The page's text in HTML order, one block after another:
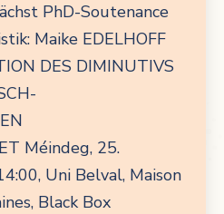
PhD-Soutenance
Maike EDELHOFF
DES DIMINUTIVS
Méindeg, 25.
Uni Belval, Maison
Black Box